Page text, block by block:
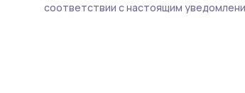
соответствии с настоящим